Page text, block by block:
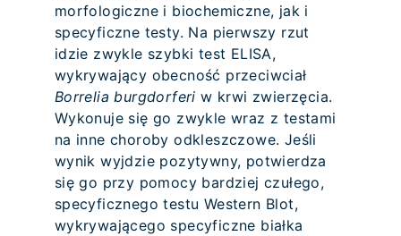
morfologiczne i biochemiczne, jak i
specyficzne testy. Na pierwszy rzut
idzie zwykle szybki test ELISA,
wykrywający obecność przeciwciał
Borrelia burgdorferi w krwi zwierzęcia.
Wykonuje się go zwykle wraz z testami
na inne choroby odkleszczowe. Jeśli
wynik wyjdzie pozytywny, potwierdza
się go przy pomocy bardziej czułego,
specyficznego testu Western Blot,
wykrywającego specyficzne białka